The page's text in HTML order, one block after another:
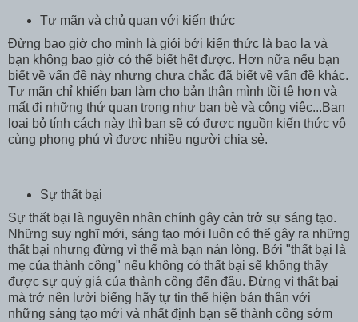
Tự mãn và chủ quan với kiến thức
Đừng bao giờ cho mình là giỏi bởi kiến thức là bao la và
bạn không bao giờ có thể biết hết được. Hơn nữa nếu bạn
biết về vấn đề này nhưng chưa chắc đã biết về vấn đề khác.
Tự mãn chỉ khiến bạn làm cho bản thân mình tồi tệ hơn và
mất đi những thứ quan trọng như bạn bè và công việc...Bạn
loại bỏ tính cách này thì bạn sẽ có được nguồn kiến thức vô
cùng phong phú vì được nhiều người chia sẻ.
Sự thất bại
Sự thất bại là nguyên nhân chính gây cản trở sự sáng tạo.
Những suy nghĩ mới, sáng tạo mới luôn có thể gây ra những
thất bại nhưng đừng vì thế mà bạn nản lòng. Bởi "thất bại là
mẹ của thành công" nếu không có thất bại sẽ không thấy
được sự quý giá của thành công đến đâu. Đừng vì thất bại
mà trở nên lười biếng hãy tự tin thể hiện bản thân với
những sáng tạo mới và nhất định bạn sẽ thành công sớm